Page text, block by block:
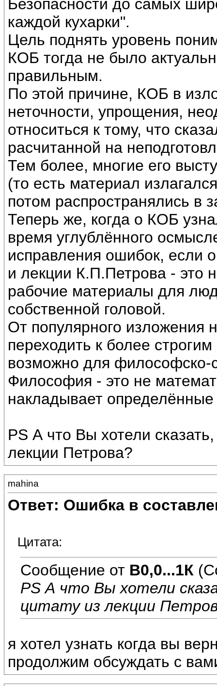
Безопасности до самых
каждой кухарки".
Цель поднять уровень
КОБ тогда не было
правильным.
По этой причине, КОБ в
неточности, упрощения,
относиться к тому, что
расчитанной на
Тем более, многие его
(то есть материал
потом распространялись в
Теперь же, когда о КОБ
время углублённого
исправления ошибок,
и лекции К.П.Петрова - это
рабочие материалы для
собственной головой.
От популярного изложения
переходить к более
возможно для философско-
Философия - это не
накладывает определённые
PS А что Вы хотели
лекции Петрова?
mahina
Ответ: Ошибка в
Цитата:
Сообщение от В0,0...1К
PS А что Вы хотели
цитату из лекции
я хотел узнать когда вы
продолжим обсуждать с